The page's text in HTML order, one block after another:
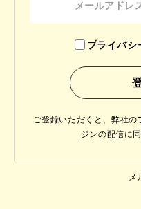
プライバシ
ご登録いただくと、弊社の
ジンの配信に
メ